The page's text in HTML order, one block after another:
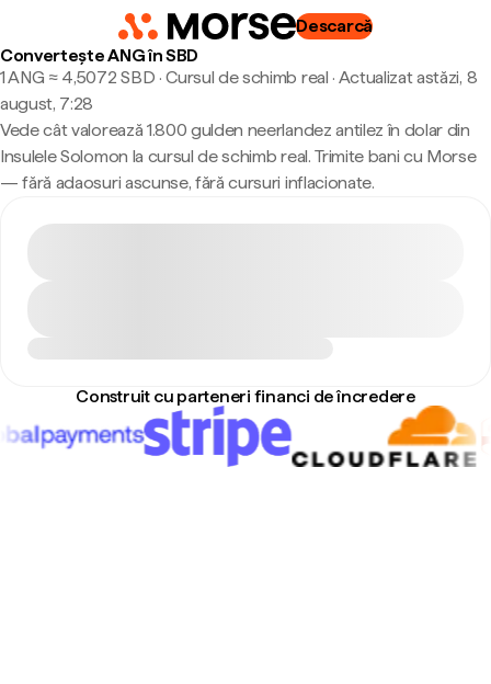
Descarcă
Convertește ANG în SBD
1 ANG ≈ 4,5072 SBD · Cursul de schimb real · Actualizat astăzi, 8
august, 7:28
Vede cât valorează 1.800 gulden neerlandez antilez în dolar din
Insulele Solomon la cursul de schimb real. Trimite bani cu Morse
— fără adaosuri ascunse, fără cursuri inflacionate.
Construit cu parteneri financi de încredere